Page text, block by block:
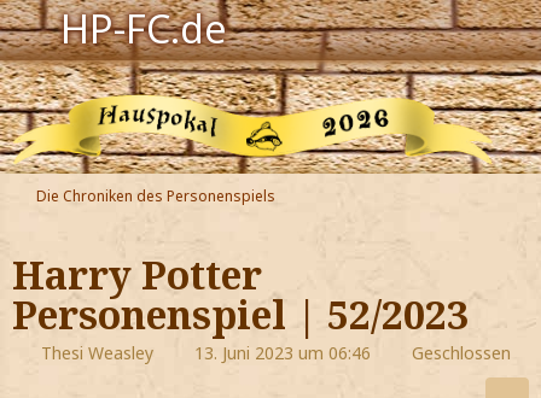
HP-FC.de
Navigation
Harry Potter
Der HP-FC
Hogwarts
Zauberwelt
Willkommen
Die Chroniken des Personenspiels
Harry Potter
Personenspiel | 52/2023
Thesi Weasley 13. Juni 2023 um 06:46 Geschlossen